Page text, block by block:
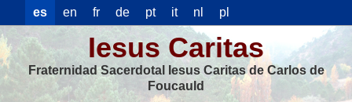
es en fr de pt it nl pl
Iesus Caritas
Fraternidad Sacerdotal Iesus Caritas de Carlos de
Foucauld